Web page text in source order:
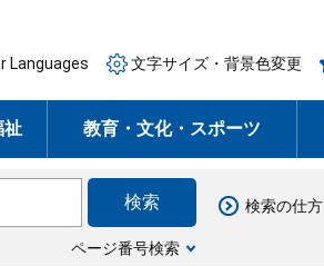
Languages 文字サイズ・背景色変更
祉 教育・文化・スポーツ
ページ番号検索
検索の仕方